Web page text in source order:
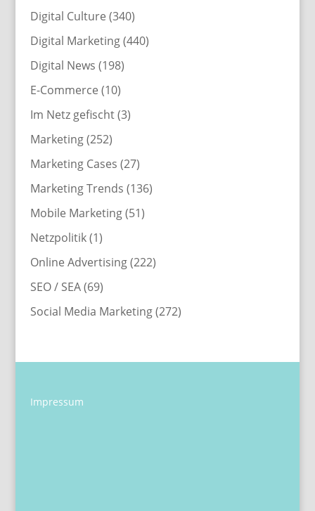
Digital Culture (340)
Digital Marketing(440)
Digital News (198)
E-Commerce (10)
Im Netz gefischt(3)
Marketing(252)
Marketing Cases (27)
Marketing Trends (136)
Mobile Marketing(51)
Netzpolitik(1)
Online Advertising(222)
SEO / SEA(69)
Social Media Marketing(272)
Impressum